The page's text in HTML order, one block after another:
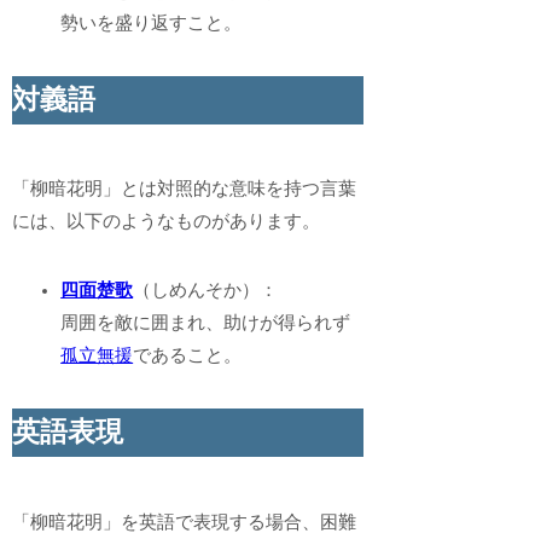
勢いを盛り返すこと。
対義語
「柳暗花明」とは対照的な意味を持つ言葉
には、以下のようなものがあります。
四面楚歌 （しめんそか）：
周囲を敵に囲まれ、助けが得られず
孤立無援であること。
英語表現
「柳暗花明」を英語で表現する場合、困難